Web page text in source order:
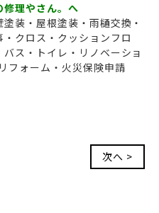
修理やさん。へ
装・屋根塗装・雨樋交換・
クロス・クッションフロ
ス・トイレ・リノベーショ
フォーム・火災保険申請
次へ >